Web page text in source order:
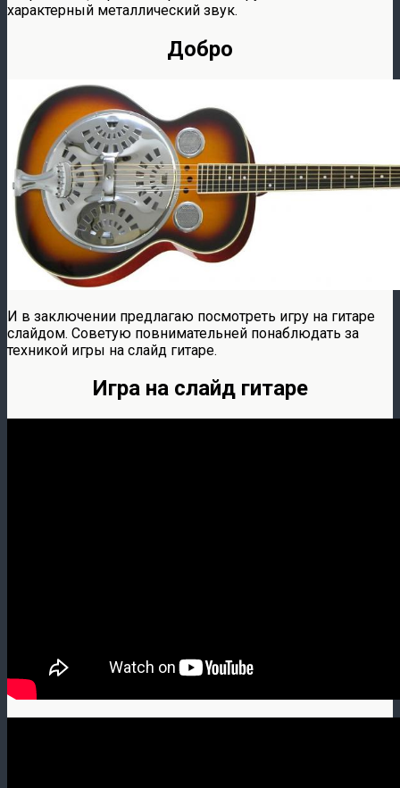
характерный металлический звук.
Добро
И в заключении предлагаю посмотреть игру на гитаре
слайдом. Советую повнимательней понаблюдать за
техникой игры на слайд гитаре.
Игра на слайд гитаре